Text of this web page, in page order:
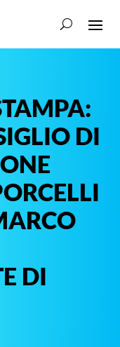
DI
DI